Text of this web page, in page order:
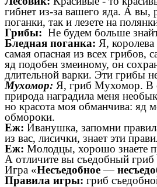
гибнет из-за вашего яда. А вы,
поганки, так и лезете на
Грибы: Не будем больше
Бледная поганка: Я,
самая опасная из всех грибов,
яд подобен змеиному, он
длительной варки. Эти грибы
Мухомор: Я, гриб Мухомор. В
природа наградила меня
но красота моя обманчива: яд
обмороки.
Еж: Иванушка, запомни
из вас, лисички, знает эти
Еж: Молодцы, хорошо знаете
А отличите вы съедобный гриб
Игра «Несъедобное—
Правила игры: гриб